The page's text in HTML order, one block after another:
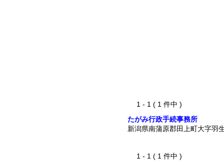
1 - 1 ( 1 件中 )
たがみ行政手続事務所
新潟県南蒲原郡田上町大字羽
1 - 1 ( 1 件中 )